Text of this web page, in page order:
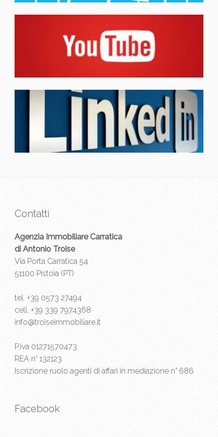
Contatti
Agenzia Immobiliare Carratica
di Antonio Troise
Via Porta Carratica 54
51100 Pistoia (PT)
tel. +39 0573 27494
cell. +39 339 7974368
info@troiseimmobiliare.it
P.iva 01271570473
REA n° 132123
Iscrizione ruolo agenti di affari in mediazione n° 686
Facebook